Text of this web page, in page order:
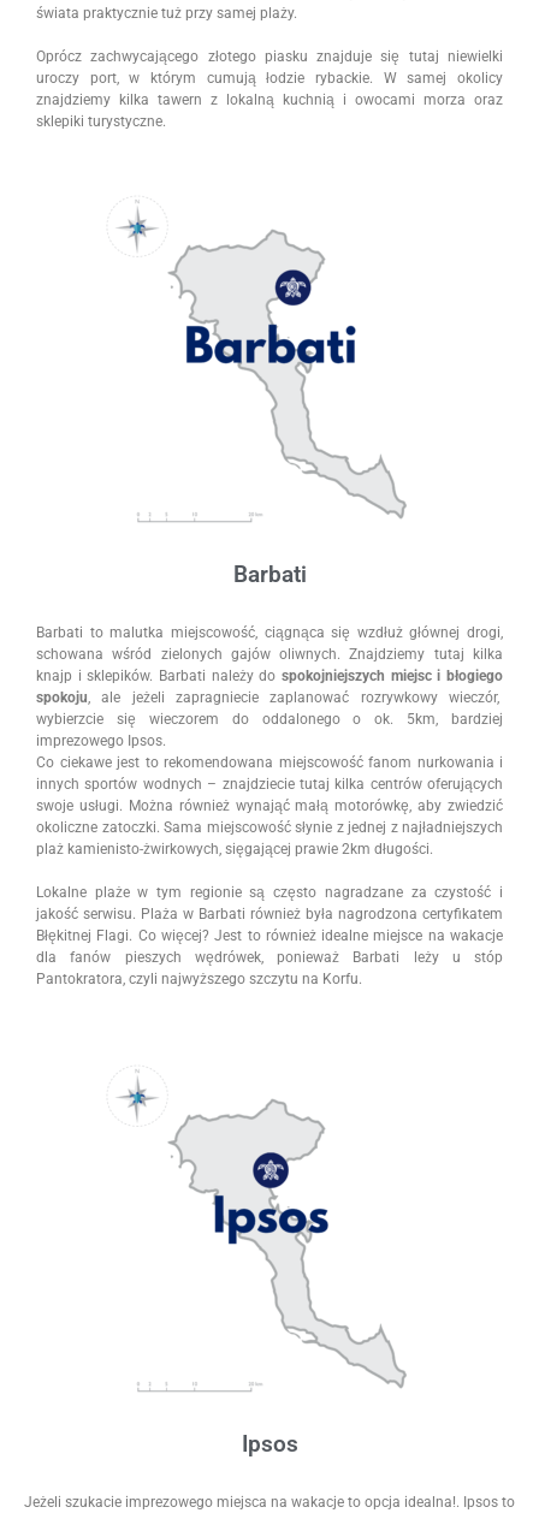
świata praktycznie tuż przy samej plaży.
Oprócz zachwycającego złotego piasku znajduje się tutaj niewielki
uroczy port, w którym cumują łodzie rybackie. W samej okolicy
znajdziemy kilka tawern z lokalną kuchnią i owocami morza oraz
sklepiki turystyczne.
Barbati
Barbati to malutka miejscowość, ciągnąca się wzdłuż głównej drogi,
schowana wśród zielonych gajów oliwnych. Znajdziemy tutaj kilka
knajp i sklepików. Barbati należy do spokojniejszych miejsc i błogiego
spokoju, ale jeżeli zapragniecie zaplanować rozrywkowy wieczór,
wybierzcie się wieczorem do oddalonego o ok. 5km, bardziej
imprezowego Ipsos.
Co ciekawe jest to rekomendowana miejscowość fanom nurkowania i
innych sportów wodnych – znajdziecie tutaj kilka centrów oferujących
swoje usługi. Można również wynająć małą motorówkę, aby zwiedzić
okoliczne zatoczki. Sama miejscowość słynie z jednej z najładniejszych
plaż kamienisto-żwirkowych, sięgającej prawie 2km długości.
Lokalne plaże w tym regionie są często nagradzane za czystość i
jakość serwisu. Plaża w Barbati również była nagrodzona certyfikatem
Błękitnej Flagi. Co więcej? Jest to również idealne miejsce na wakacje
dla fanów pieszych wędrówek, ponieważ Barbati leży u stóp
Pantokratora, czyli najwyższego szczytu na Korfu.
Ipsos
Jeżeli szukacie imprezowego miejsca na wakacje to opcja idealna!. Ipsos to